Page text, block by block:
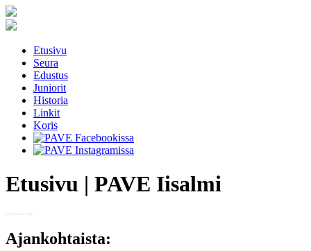
Etusivu
Seura
Edustus
Juniorit
Historia
Linkit
Koris
Etusivu | PAVE Iisalmi
Ajankohtaista: